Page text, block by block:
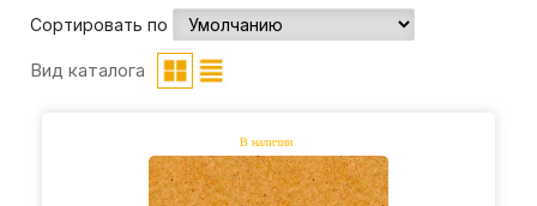
Сортировать по
Вид каталога